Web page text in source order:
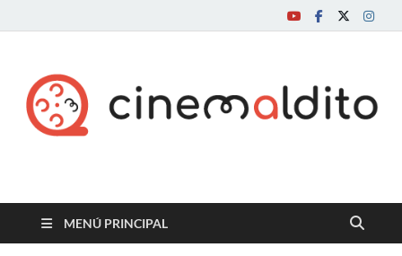
Cine maldito
MENÚ PRINCIPAL